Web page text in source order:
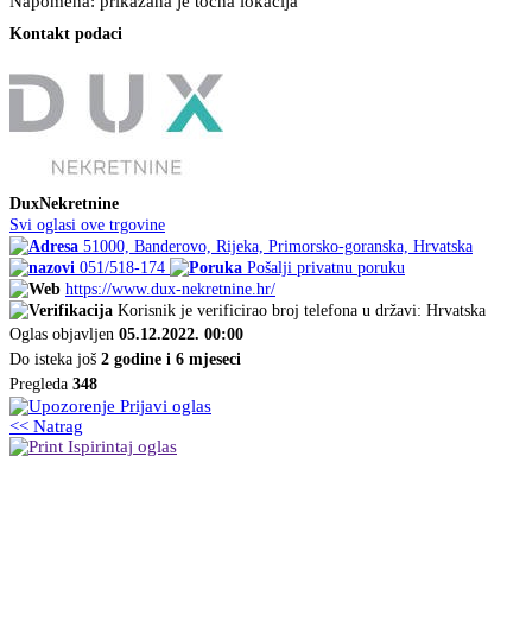
Kontakt podaci
DuxNekretnine
Svi oglasi ove trgovine
51000, Banderovo, Rijeka, Primorsko-goranska, Hrvatska
051/518-174
Pošalji privatnu poruku
https://www.dux-nekretnine.hr/
Korisnik je verificirao broj telefona u državi: Hrvatska
Oglas objavljen 05.12.2022. 00:00
Do isteka još 2 godine i 6 mjeseci
Pregleda 348
Prijavi oglas
<< Natrag
Ispirintaj oglas